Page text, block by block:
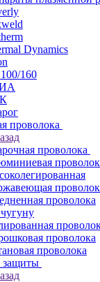
Dynamics
160
проволока
проволока
проволока
проволока
проволока
защиты